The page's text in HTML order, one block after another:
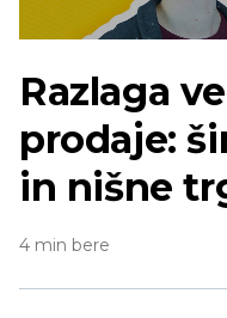
Razlaga
prodaje:
in nišne
4 min bere